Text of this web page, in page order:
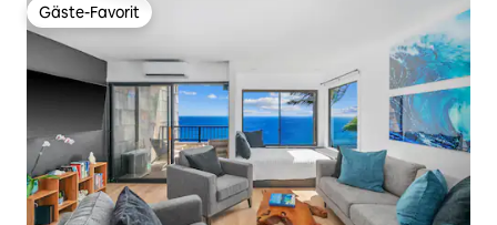
Gäste-Favorit
Gäste-Favorit